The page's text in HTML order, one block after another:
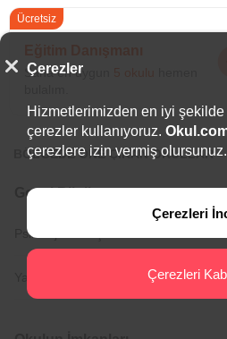
Ücretsiz
Sana en uygun
BÖLGEDE ÖNE ÇIKAN OKULLAR
Genel Bilgiler
Psikolojik Danışman:
Çerezler
Hizmetlerimizden en iyi
çerezler kullanıyoruz.
çerezlere izin vermiş olursunuz.
Çerezleri
Çerezleri